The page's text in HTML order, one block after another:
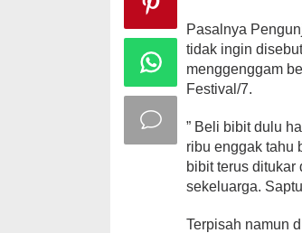
Pasalnya
tidak ingin
menggenggam
Festival/7.
” Beli bibit dulu
ribu enggak tahu
bibit terus ditukar
sekeluarga.
Terpisah namun